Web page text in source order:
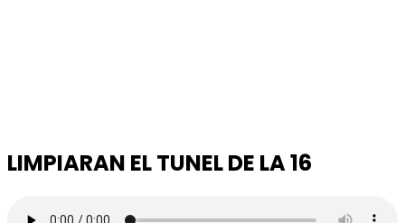
LIMPIARAN EL TUNEL DE LA 16